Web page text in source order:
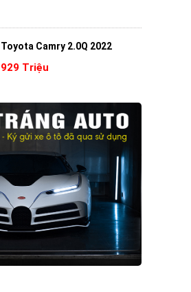
Toyota Camry 2.0Q 2022
929 Triệu